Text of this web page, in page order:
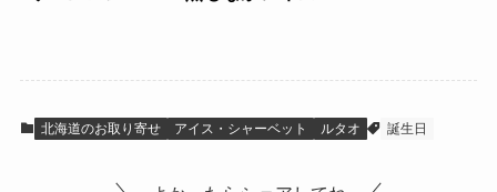
北海道のお取り寄せ アイス・シャーベット ルタオ 誕生日